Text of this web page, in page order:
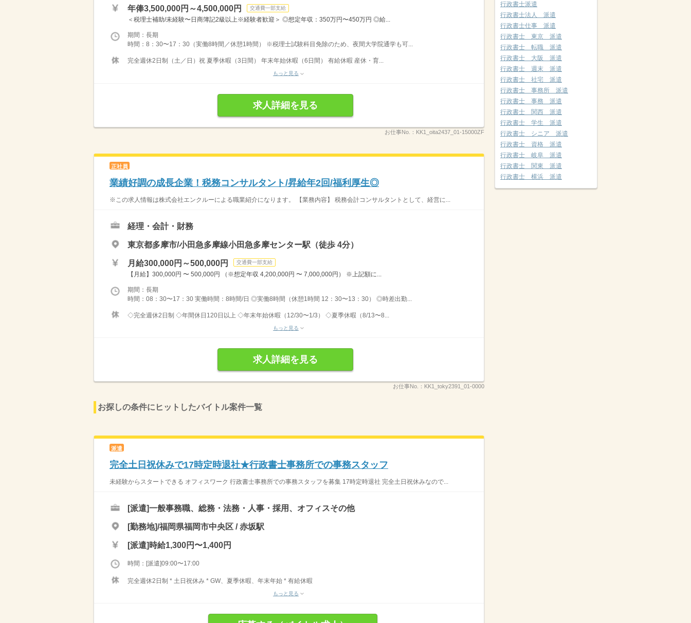
年俸3,500,000円～4,500,000円 交通費一部支給
＜税理士補助/未経験〜日商簿記2級以上※経験者歓迎＞ ◎想定年収：350万円〜450万円 ◎給...
期間：長期
時間：8：30〜17：30（実働8時間／休憩1時間） ※税理士試験科目免除のため、夜間大学院通学も可...
完全週休2日制（土／日）祝 夏季休暇（3日間） 年末年始休暇（6日間） 有給休暇 産休・育...
もっと見る
求人詳細を見る
お仕事No.： KK1_oita2437_01-15000ZF
正社員
業績好調の成長企業！税務コンサルタント/昇給年2回/福利厚生◎
※この求人情報は株式会社エンクルーによる職業紹介になります。 【業務内容】 税務会計コンサルタントとして、経営に...
経理・会計・財務
東京都多摩市/小田急多摩線小田急多摩センター駅（徒歩 4分）
月給300,000円～500,000円 交通費一部支給
【月給】300,000円 〜 500,000円 （※想定年収 4,200,000円 〜 7,000,000円） ※上記額に...
期間：長期
時間：08：30〜17：30 実働時間：8時間/日 ◎実働8時間（休憩1時間 12：30〜13：30） ◎時差出勤...
◇完全週休2日制 ◇年間休日120日以上 ◇年末年始休暇（12/30〜1/3） ◇夏季休暇（8/13〜8...
もっと見る
求人詳細を見る
お仕事No.： KK1_toky2391_01-0000
お探しの条件にヒットしたバイトル案件一覧
派遣
完全土日祝休みで17時定時退社★行政書士事務所での事務スタッフ
未経験からスタートできる オフィスワーク 行政書士事務所での事務スタッフを募集 17時定時退社 完全土日祝休みなので...
[派遣]一般事務職、総務・法務・人事・採用、オフィスその他
[勤務地]/福岡県福岡市中央区 / 赤坂駅
[派遣] 時給1,300円〜1,400円
時間：[派遣]09:00〜17:00
完全週休2日制 * 土日祝休み * GW、夏季休暇、年末年始 * 有給休暇
もっと見る
行政書士派遣
行政書士法人 派遣
行政書士仕事 派遣
行政書士 東京 派遣
行政書士 転職 派遣
行政書士 大阪 派遣
行政書士 週末 派遣
行政書士 社宅 派遣
行政書士 事務所 派遣
行政書士 事務 派遣
行政書士 関西 派遣
行政書士 学生 派遣
行政書士 シニア 派遣
行政書士 資格 派遣
行政書士 岐阜 派遣
行政書士 関東 派遣
行政書士 横浜 派遣